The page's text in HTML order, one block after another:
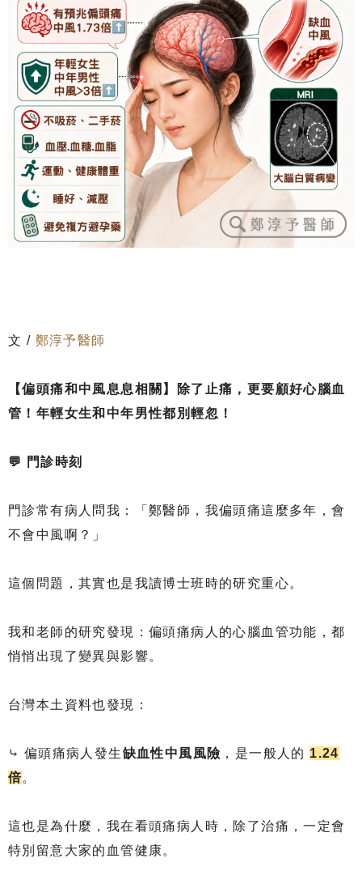
文 / 鄭淳予醫師
【偏頭痛和中風息息相關】除了止痛，更要顧好心腦血
管！年輕女生和中年男性都別輕忽！
💬 門診時刻
門診常有病人問我：「鄭醫師，我偏頭痛這麼多年，會
不會中風啊？」
這個問題，其實也是我讀博士班時的研究重心。
我和老師的研究發現：偏頭痛病人的心腦血管功能，都
悄悄出現了變異與影響。
台灣本土資料也發現：
⤷ 偏頭痛病人發生缺血性中風風險 ，是一般人的 1.24
倍。
這也是為什麼，我在看頭痛病人時，除了治痛，一定會
特別留意大家的血管健康。